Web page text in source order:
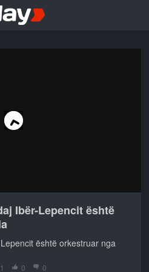
Ibër-Lepencit është
është orkestruar nga
0 0